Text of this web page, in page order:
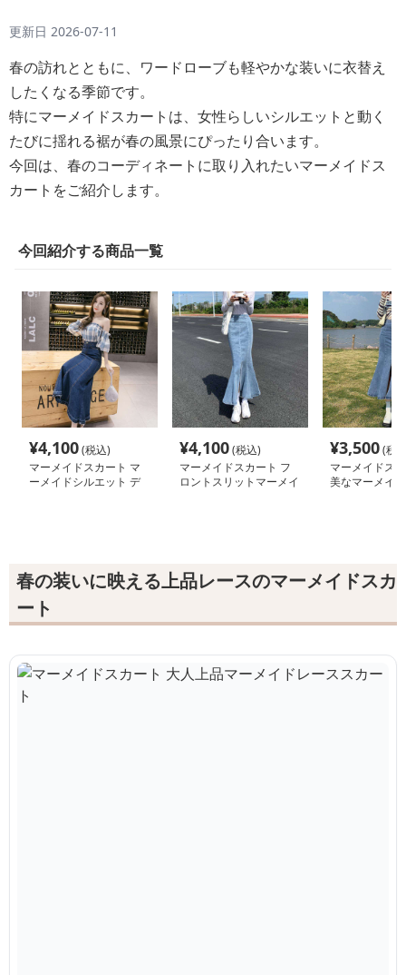
更新日 2026-07-11
春の訪れとともに、ワードローブも軽やかな装いに衣替え
したくなる季節です。
特にマーメイドスカートは、女性らしいシルエットと動く
たびに揺れる裾が春の風景にぴったり合います。
今回は、春のコーディネートに取り入れたいマーメイドス
カートをご紹介します。
今回紹介する商品一覧
¥4,100(税込)
マーメイドスカート マ
ーメイドシルエット デ
¥4,100(税込)
マーメイドスカート フ
ロントスリットマーメイ
¥3,500(税
マーメイドス
美なマーメイ
春の装いに映える上品レースのマーメイドスカ
ート